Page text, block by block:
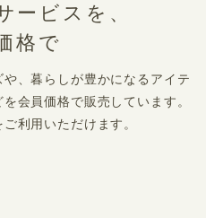
ービスを、
格で
、暮らしが豊かになるアイテ
会員価格で販売しています。
利用いただけます。